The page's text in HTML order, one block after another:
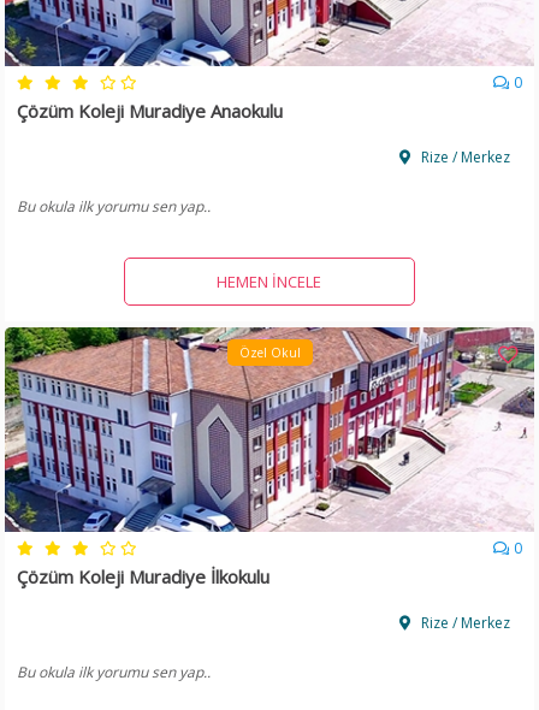
0
Çözüm Koleji Muradiye Anaokulu
Rize / Merkez
Bu okula ilk yorumu sen yap..
HEMEN İNCELE
Özel Okul
0
Çözüm Koleji Muradiye İlkokulu
Rize / Merkez
Bu okula ilk yorumu sen yap..